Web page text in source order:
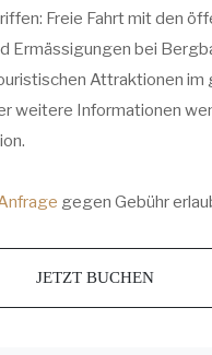
Freie Fahrt mit den
Ermässigungen bei
Attraktionen im
weitere Informationen
gegen Gebühr
JETZT BUCHEN